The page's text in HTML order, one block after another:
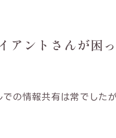
アントさんが困
の情報共有は常でした